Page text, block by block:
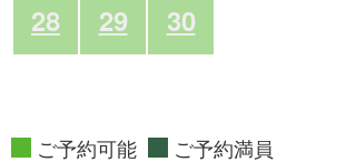
28
29 30
ご予約可能
ご予約満員